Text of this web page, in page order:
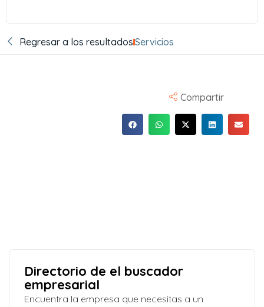
Regresar a los resultadosServicios
Compartir
Directorio de el buscador
empresarial
Encuentra la empresa que necesitas a un